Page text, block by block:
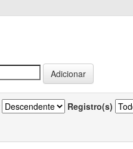
Registro(s)